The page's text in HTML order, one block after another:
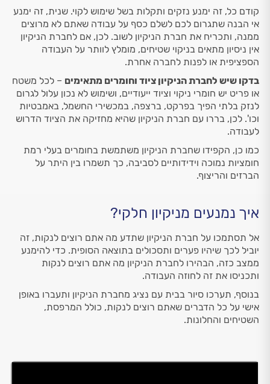
קודם כל, זה ימנע נזקים ותקלות בשל שימוש לקוי. שנית, זה ימנע
אי הבנה שתגרום לכם לשלם כסף על עבודה שאתם לא מרוצים
ממנה, ותכריח את חברת הניקיון לשוב. לכן, אם לחברת הניקיון
אין ניסיון מתאים בניקוי שטיחים, מומלץ לוותר על העבודה
הספציפית או לפנות לחברה אחרת.
בדקו שיש לחברת הניקיון ציוד וחומרים מתאימים – לכל משטח
או פריט יש חומרי ניקוי וציוד ייעודיים, ושימוש לא נכון עלול לגרום
לנזק בלתי הפיך בפרקט, ברצפה, במכשירי החשמל, באמבטיות
וכו'. לכן, בררו עם חברת הניקיון שהיא מחזיקה את הציוד הדרוש
לעבודה.
כמו כן, הקפידו שחברת הניקיון משתמשת בחומרים בעלי רמת
חומציות נמוכה וידידותיים לסביבה, כך תשמרו בין היתר על
הברזים והריצוף.
איך נמנעים מניקיון חלקי?
אל תסתמכו על חברת הניקיון שתדע מה אתם רוצים לנקות, זה
יוביל לכך שיהיו פערים ותסכולים בתוצאה הסופית. כדי להימנע
ממצב כזה, הבהירו לחברת הניקיון מה אתם רוצים לנקות
ותכניסו את זה לחוזה העבודה.
בנוסף, תערכו סיור בבית עם נציג מחברת הניקיון ותעברו באופן
אישי על כל הדברים שאתם רוצים לנקות, כולל המרפסת,
השטיחים והחלונות.